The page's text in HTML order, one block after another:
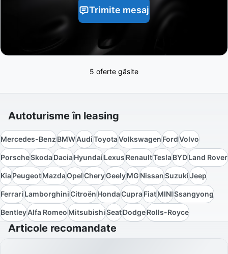
Trimite mesaj
5 oferte găsite
Autoturisme în leasing
Mercedes-BenzBMWAudiToyotaVolkswagenFordVolvo
PorscheSkodaDaciaHyundaiLexusRenaultTeslaBYDLand Rover
KiaPeugeotMazdaOpelCheryGeelyMGNissanSuzukiJeep
FerrariLamborghiniCitroënHondaCupraFiatMINISsangyong
BentleyAlfa RomeoMitsubishiSeatDodgeRolls-Royce
Articole recomandate